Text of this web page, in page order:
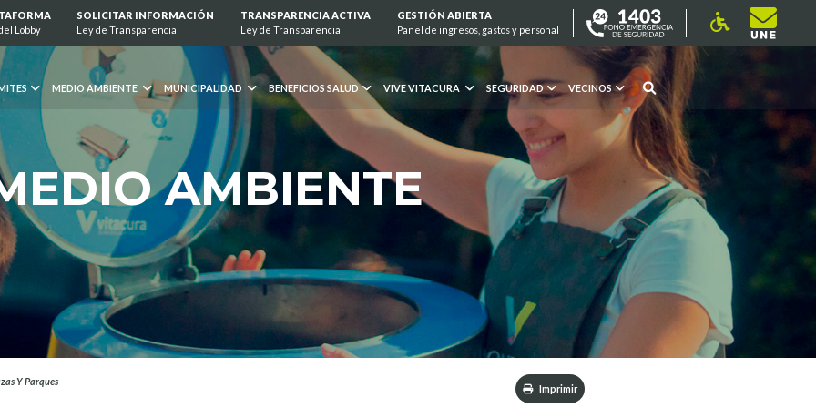
Lobby
SOLICITAR INFORMACIÓN
Ley de Transparencia
TRANSPARENCIA ACTIVA
Ley de Transparencia
GESTIÓN ABIERTA
Panel de ingresos, gastos y personal
MEDIO AMBIENTE MUNICIPALIDAD BENEFICIOS SALUD VIVE VITACURA SEGURIDAD VECINOS
AMBIENTE
Y Parques
Imprimir